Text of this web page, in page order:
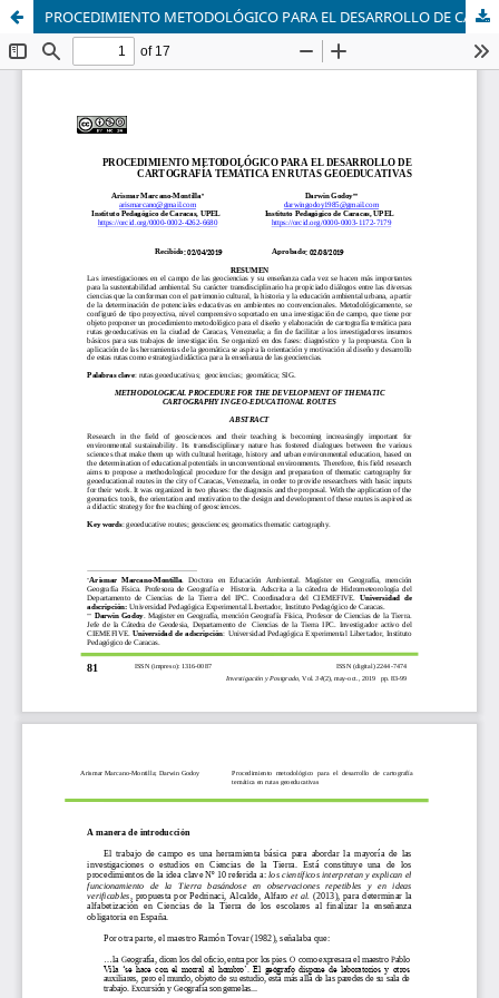
PROCEDIMIENTO METODOLÓGICO PARA EL DESARROLLO DE CARTOGRAFÍA TEMÁTICA EN RUTAS GEOEDUCATIVAS